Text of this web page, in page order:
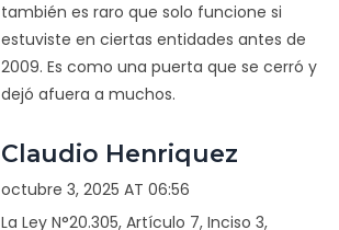
también es raro que solo funcione si
estuviste en ciertas entidades antes de
2009. Es como una puerta que se cerró y
dejó afuera a muchos.
Claudio Henriquez
octubre 3, 2025 AT 06:56
La Ley N°20.305, Artículo 7, Inciso 3,